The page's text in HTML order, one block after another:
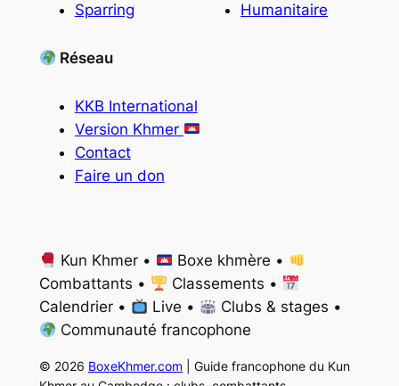
Sparring
Humanitaire
Réseau
KKB International
Version Khmer
Contact
Faire un don
Kun Khmer •
Boxe khmère •
Combattants •
Classements •
Calendrier •
Live •
Clubs & stages •
Communauté francophone
© 2026 BoxeKhmer.com| Guide francophone du Kun